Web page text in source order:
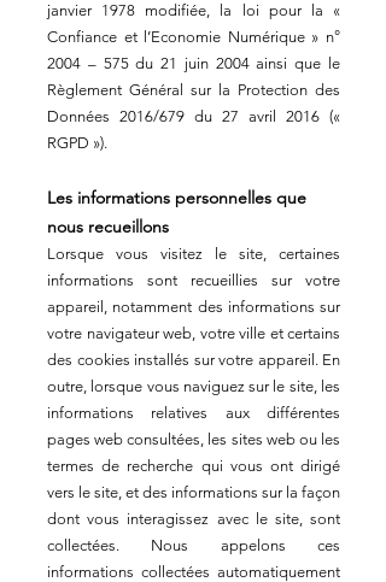
janvier 1978 modifiée, la loi pour la «
Confiance et l’Economie Numérique » n°
2004 – 575 du 21 juin 2004 ainsi que le
Règlement Général sur la Protection des
Données 2016/679 du 27 avril 2016 («
RGPD »).
Les informations personnelles que
nous recueillons
Lorsque vous visitez le site, certaines
informations sont recueillies sur votre
appareil, notamment des informations sur
votre navigateur web, votre ville et certains
des cookies installés sur votre appareil. En
outre, lorsque vous naviguez sur le site, les
informations relatives aux différentes
pages web consultées, les sites web ou les
termes de recherche qui vous ont dirigé
vers le site, et des informations sur la façon
dont vous interagissez avec le site, sont
collectées. Nous appelons ces
informations collectées automatiquement